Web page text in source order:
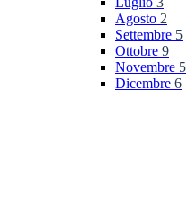
Agosto 2
Settembre 5
Ottobre 9
Novembre 5
Dicembre 6